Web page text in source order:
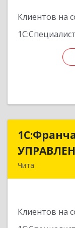
Клиентов на
1С:Специалист
Чита
Клиентов на